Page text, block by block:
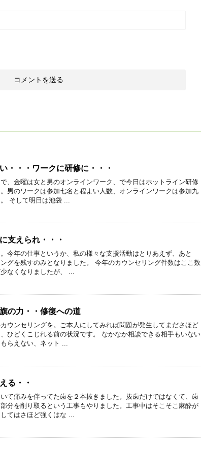
・・・ワークに研修に・・・
、金曜は女と男のオンラインワーク、で今日はホットライン研修
男のワークは参加七名と程よい人数、オンラインワークは参加九
そして明日は池袋 ...
支えられ・・・
今年の仕事というか、私の様々な支援活動はとりあえず、あと
グを残すのみとなりました。 今年のカウンセリング件数はここ数
なくなりましたが、 ...
の力・・修復への道
ウンセリングを。ご本人にしてみれば問題が発生してまださほど
ひどくこじれる前の状況です。 なかなか相談できる相手もいない
らえない、ネット ...
る・・
て痛みを伴ってた歯を２本抜きました。抜歯だけではなくて、歯
分を削り取るという工事もやりました。工事中はそこそこ麻酔が
てはさほど強くはな ...